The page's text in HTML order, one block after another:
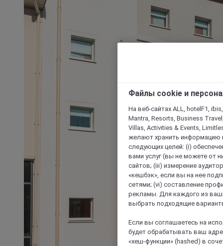
Файлы cookie и
На веб-сайтах ALL, hotelF1,
Mantra, Resorts, Business
Villas, Activities & Events,
желают хранить информацию
следующих целей: (i)
вами услуг (вы не можете от
сайтов; (iii) измерение
«кешбэк», если вы на нее
сетями; (vi) составление
рекламы. Для каждого из
выбрать подходящие
Если вы соглашаетесь на
будет обрабатывать ваш
«хеш-функции» (hashed) в